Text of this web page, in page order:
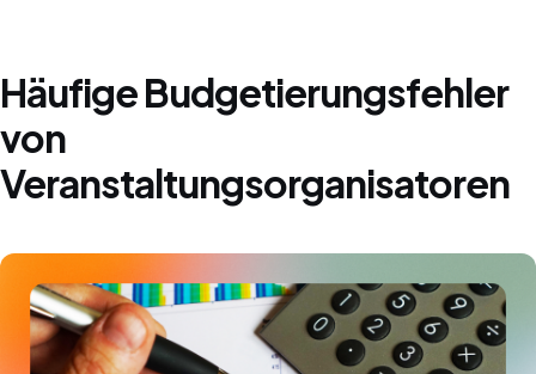
Häufige Budgetierungsfehler
von
Veranstaltungsorganisatoren